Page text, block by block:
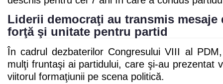
Liderii democraţi au transmis mesaje
forţă şi unitate pentru partid
În cadrul dezbaterilor Congresului VIII al
mulţi fruntaşi ai partidului, care şi-au prezentat
viitorul formaţiunii pe scena politică.